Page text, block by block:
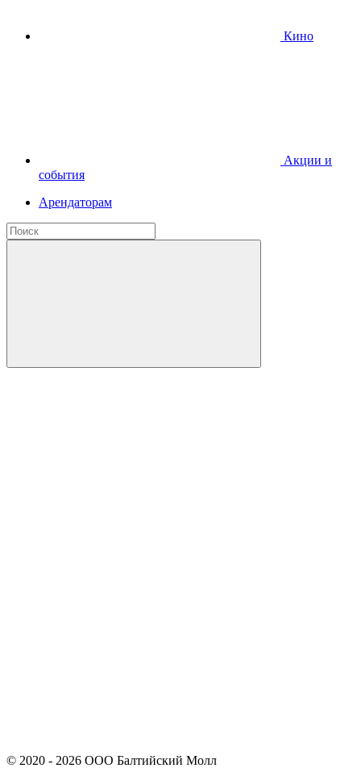
Кино
Акции и
события
Арендаторам
© 2020 - 2026 ООО Балтийский Молл